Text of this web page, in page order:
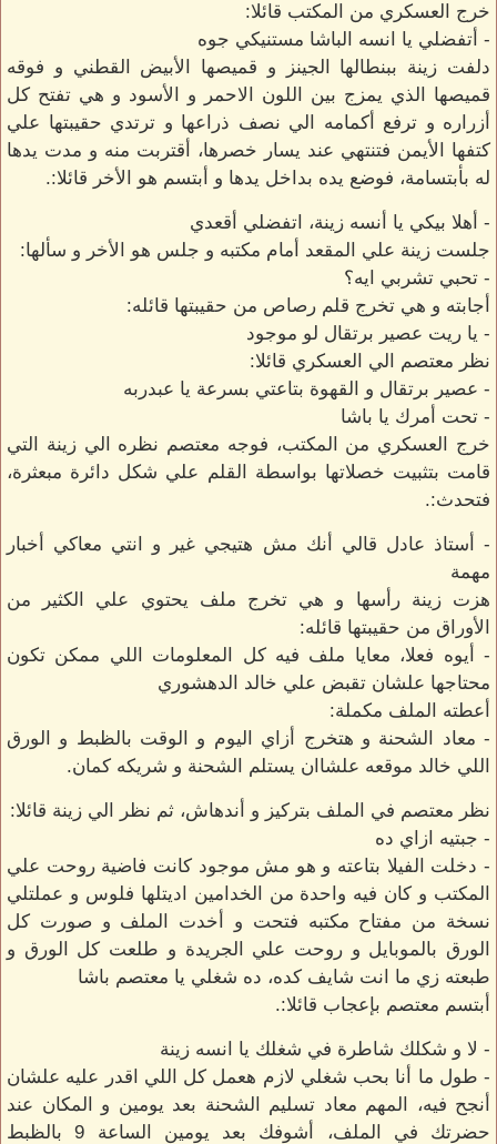
خرج العسكري من المكتب قائلا:
- أتفضلي يا انسه الباشا مستنيكي جوه
دلفت زينة ببنطالها الجينز و قميصها الأبيض القطني و فوقه
قميصها الذي يمزج بين اللون الاحمر و الأسود و هي تفتح كل
أزراره و ترفع أكمامه الي نصف ذراعها و ترتدي حقيبتها علي
كتفها الأيمن فتنتهي عند يسار خصرها، أقتربت منه و مدت يدها
له بأبتسامة، فوضع يده بداخل يدها و أبتسم هو الأخر قائلا:.
- أهلا بيكي يا أنسه زينة، اتفضلي أقعدي
جلست زينة علي المقعد أمام مكتبه و جلس هو الأخر و سألها:
- تحبي تشربي ايه؟
أجابته و هي تخرج قلم رصاص من حقيبتها قائله:
- يا ريت عصير برتقال لو موجود
نظر معتصم الي العسكري قائلا:
- عصير برتقال و القهوة بتاعتي بسرعة يا عبدربه
- تحت أمرك يا باشا
خرج العسكري من المكتب، فوجه معتصم نظره الي زينة التي
قامت بتثبيت خصلاتها بواسطة القلم علي شكل دائرة مبعثرة،
فتحدث:.
- أستاذ عادل قالي أنك مش هتيجي غير و انتي معاكي أخبار
مهمة
هزت زينة رأسها و هي تخرج ملف يحتوي علي الكثير من
الأوراق من حقيبتها قائله:
- أيوه فعلا، معايا ملف فيه كل المعلومات اللي ممكن تكون
محتاجها علشان تقبض علي خالد الدهشوري
أعطته الملف مكملة:
- معاد الشحنة و هتخرج أزاي اليوم و الوقت بالظبط و الورق
اللي خالد موقعه علشاان يستلم الشحنة و شريكه كمان.
نظر معتصم في الملف بتركيز و أندهاش، ثم نظر الي زينة قائلا:
- جبتيه ازاي ده
- دخلت الفيلا بتاعته و هو مش موجود كانت فاضية روحت علي
المكتب و كان فيه واحدة من الخدامين اديتلها فلوس و عملتلي
نسخة من مفتاح مكتبه فتحت و أخدت الملف و صورت كل
الورق بالموبايل و روحت علي الجريدة و طلعت كل الورق و
طبعته زي ما انت شايف كده، ده شغلي يا معتصم باشا
أبتسم معتصم بإعجاب قائلا:.
- لا و شكلك شاطرة في شغلك يا انسه زينة
- طول ما أنا بحب شغلي لازم هعمل كل اللي اقدر عليه علشان
أنجح فيه، المهم معاد تسليم الشحنة بعد يومين و المكان عند
حضرتك في الملف، أشوفك بعد يومين الساعة 9 بالظبط